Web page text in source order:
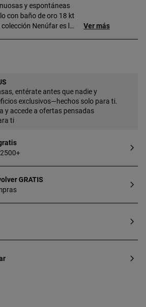
y espontáneas
con baño de oro 18 kt
Nenúfar es la
Ver más
entérate antes que nadie y
exclusivos—hechos solo para ti.
y accede a ofertas pensadas
ti
GRATIS